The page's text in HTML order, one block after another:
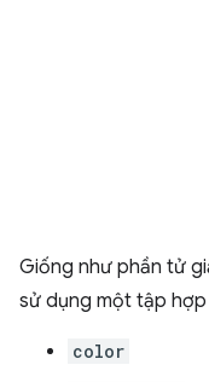
Giống như phần tử
sử dụng một tập
color